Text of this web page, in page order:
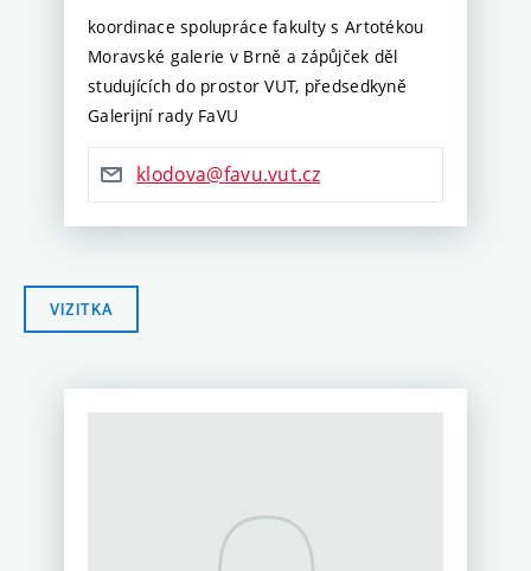
koordinace spolupráce fakulty s Artotékou
Moravské galerie v Brně a zápůjček děl
studujících do prostor VUT, předsedkyně
Galerijní rady FaVU
klodova@favu.vut.cz
VIZITKA